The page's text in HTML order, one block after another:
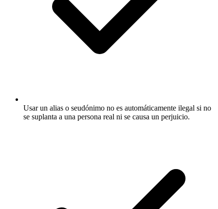
Usar un alias o seudónimo no es automáticamente ilegal si no
se suplanta a una persona real ni se causa un perjuicio.